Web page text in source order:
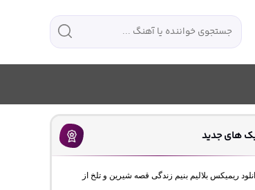
های جدید
ریمیکس بلالیم بنیم زندگی قصه شیرین و تلخ از